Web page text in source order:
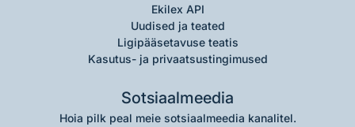
Ekilex API
Uudised ja teated
Ligipääsetavuse teatis
Kasutus- ja privaatsustingimused
Sotsiaalmeedia
Hoia pilk peal meie sotsiaalmeedia kanalitel.